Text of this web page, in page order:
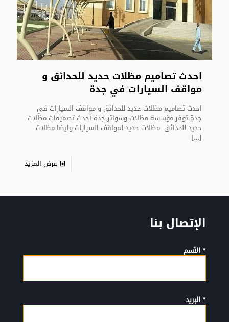
احدث تصاميم مظلات حديد للحدائق و
مواقف السيارات في جدة
احدث تصاميم مظلات حديد للحدائق و مواقف السيارات في
جدة توفر مؤسسة مظلات وسواتر جدة أحدث تصميمات مظلات
حديد للحدائق مظلات حديد لمواقف السيارات وايضا مظلات
[…]
عرض المزيد
الإتصال بنا
* الأسم
* البريد